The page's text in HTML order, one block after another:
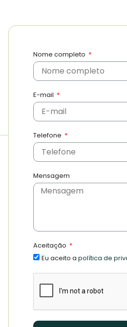
Nome completo
E-mail
Telefone
Mensagem
Aceitação
Eu aceito apolítica de